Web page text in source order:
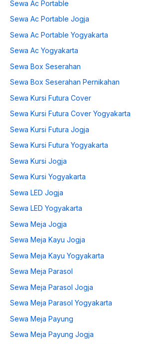
Sewa Ac Portable
Sewa Ac Portable Jogja
Sewa Ac Portable Yogyakarta
Sewa Ac Yogyakarta
Sewa Box Seserahan
Sewa Box Seserahan Pernikahan
Sewa Kursi Futura Cover
Sewa Kursi Futura Cover Yogyakarta
Sewa Kursi Futura Jogja
Sewa Kursi Futura Yogyakarta
Sewa Kursi Jogja
Sewa Kursi Yogyakarta
Sewa LED Jogja
Sewa LED Yogyakarta
Sewa Meja Jogja
Sewa Meja Kayu Jogja
Sewa Meja Kayu Yogyakarta
Sewa Meja Parasol
Sewa Meja Parasol Jogja
Sewa Meja Parasol Yogyakarta
Sewa Meja Payung
Sewa Meja Payung Jogja